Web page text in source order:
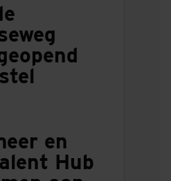
en
Hub